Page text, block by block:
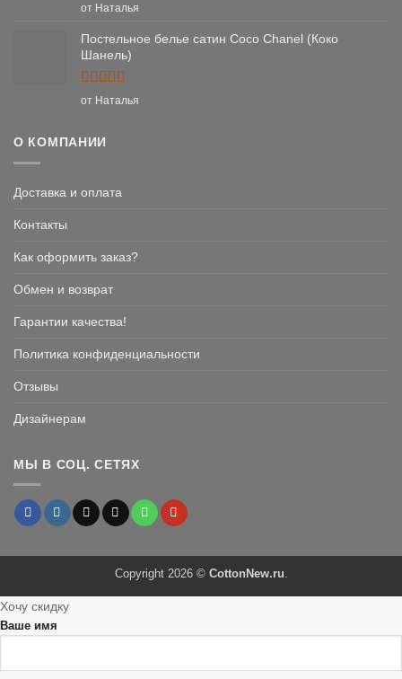
Оценка5
от Наталья
Постельное белье сатин Coco Chanel (Коко
Шанель)
Оценка5
от Наталья
О КОМПАНИИ
Доставка и оплата
Контакты
Как оформить заказ?
Обмен и возврат
Гарантии качества!
Политика конфиденциальности
Отзывы
Дизайнерам
МЫ В СОЦ. СЕТЯХ
Copyright 2026 © CottonNew.ru.
Хочу скидку
Ваше имя